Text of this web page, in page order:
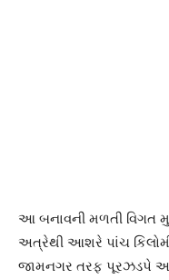
આ બનાવની મળતી વિગત
અત્રેથી આશરે પાંચ
જામનગર તરફ પૂરઝડપે